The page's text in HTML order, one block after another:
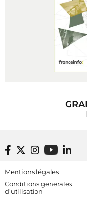
Footer bottom
Mentions légales
Conditions générales
d'utilisation